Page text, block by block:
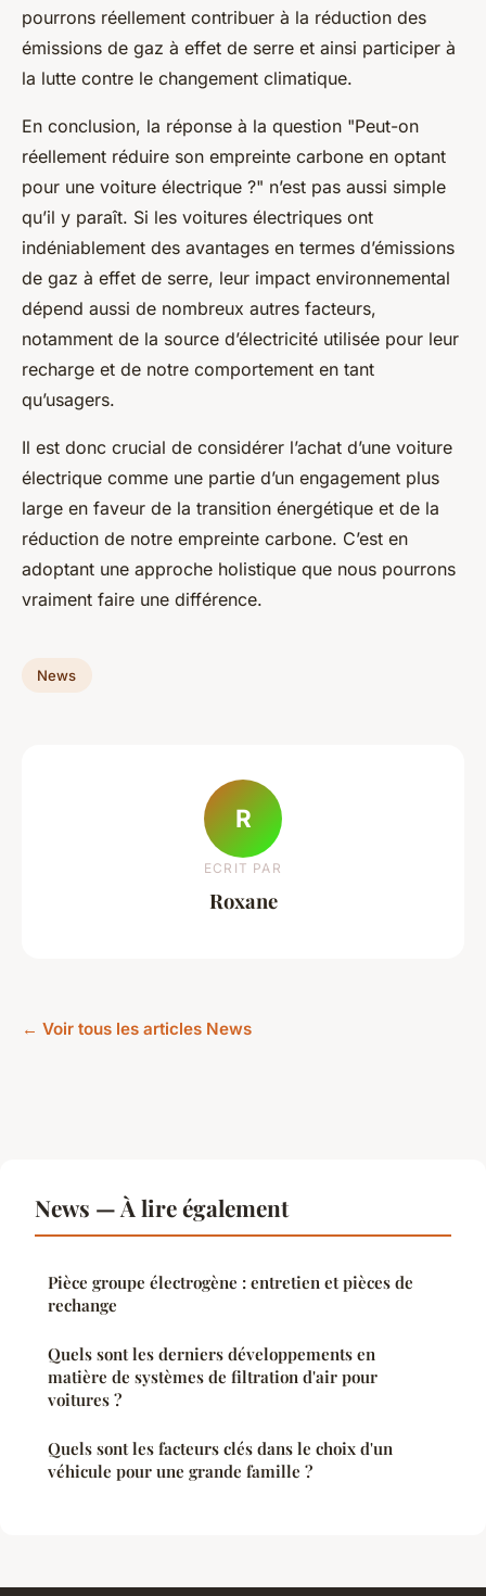
pourrons réellement contribuer à la réduction des
émissions de gaz à effet de serre et ainsi participer à
la lutte contre le changement climatique.
En conclusion, la réponse à la question "Peut-on
réellement réduire son empreinte carbone en optant
pour une voiture électrique ?" n’est pas aussi simple
qu’il y paraît. Si les voitures électriques ont
indéniablement des avantages en termes d’émissions
de gaz à effet de serre, leur impact environnemental
dépend aussi de nombreux autres facteurs,
notamment de la source d’électricité utilisée pour leur
recharge et de notre comportement en tant
qu’usagers.
Il est donc crucial de considérer l’achat d’une voiture
électrique comme une partie d’un engagement plus
large en faveur de la transition énergétique et de la
réduction de notre empreinte carbone. C’est en
adoptant une approche holistique que nous pourrons
vraiment faire une différence.
News
R
ECRIT PAR
Roxane
← Voir tous les articles News
News — À lire également
Pièce groupe électrogène : entretien et pièces de
rechange
Quels sont les derniers développements en
matière de systèmes de filtration d'air pour
voitures ?
Quels sont les facteurs clés dans le choix d'un
véhicule pour une grande famille ?